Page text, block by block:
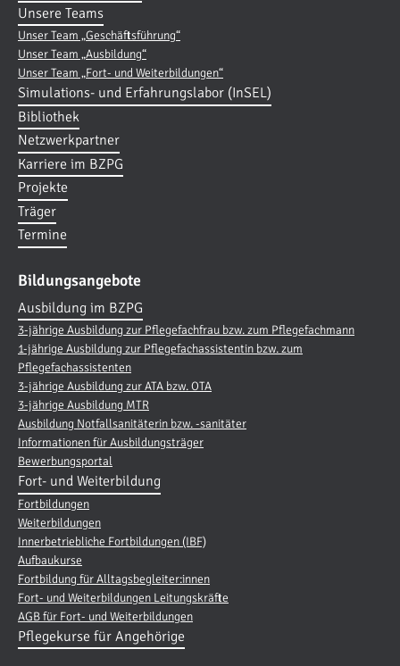
Unsere Teams
Unser Team „Geschäftsführung“
Unser Team „Ausbildung“
Unser Team „Fort- und Weiterbildungen“
Simulations- und Erfahrungslabor (InSEL)
Bibliothek
Netzwerkpartner
Karriere im BZPG
Projekte
Träger
Termine
Bildungsangebote
Ausbildung im BZPG
3-jährige Ausbildung zur Pflegefachfrau bzw. zum Pflegefachmann
1-jährige Ausbildung zur Pflegefachassistentin bzw. zum
Pflegefachassistenten
3-jährige Ausbildung zur ATA bzw. OTA
3-jährige Ausbildung MTR
Ausbildung Notfallsanitäterin bzw. -sanitäter
Informationen für Ausbildungsträger
Bewerbungsportal
Fort- und Weiterbildung
Fortbildungen
Weiterbildungen
Innerbetriebliche Fortbildungen (IBF)
Aufbaukurse
Fortbildung für Alltagsbegleiter:innen
Fort- und Weiterbildungen Leitungskräfte
AGB für Fort- und Weiterbildungen
Pflegekurse für Angehörige